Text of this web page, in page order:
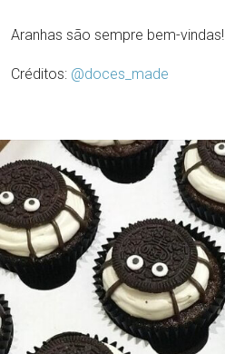
Aranhas são sempre bem-vindas!
Créditos: @doces_made